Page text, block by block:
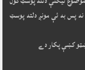
پس به ئې مونږ دلته پوسټ